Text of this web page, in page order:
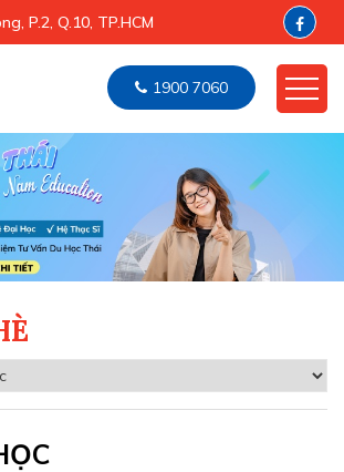
P.2, Q.10, TP.HCM
1900 7060